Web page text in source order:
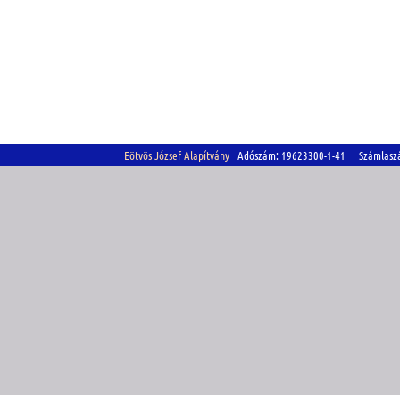
Eötvös József Alapítvány Adószám: 19623300-1-41